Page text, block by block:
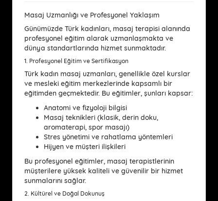
Masaj Uzmanlığı ve Profesyonel Yaklaşım
Günümüzde Türk kadınları, masaj terapisi alanında
profesyonel eğitim alarak uzmanlaşmakta ve
dünya standartlarında hizmet sunmaktadır.
1. Profesyonel Eğitim ve Sertifikasyon
Türk kadın masaj uzmanları, genellikle özel kurslar
ve mesleki eğitim merkezlerinde kapsamlı bir
eğitimden geçmektedir. Bu eğitimler, şunları kapsar:
Anatomi ve fizyoloji bilgisi
Masaj teknikleri (klasik, derin doku,
aromaterapi, spor masajı)
Stres yönetimi ve rahatlama yöntemleri
Hijyen ve müşteri ilişkileri
Bu profesyonel eğitimler, masaj terapistlerinin
müşterilere yüksek kaliteli ve güvenilir bir hizmet
sunmalarını sağlar.
2. Kültürel ve Doğal Dokunuş